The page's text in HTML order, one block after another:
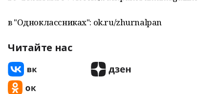
в "Одноклассниках": ok.ru/zhurnalpan
Читайте нас